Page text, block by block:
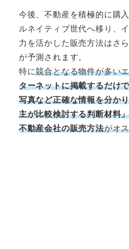
今後、不動産を積極的に購
ルネイティブ世代へ移り、
力を活かした販売方法はさ
が予測されます。
特に競合となる物件が多い
ターネットに掲載するだけ
写真など正確な情報を分か
主が比較検討する判断材料
不動産会社の販売方法がオ